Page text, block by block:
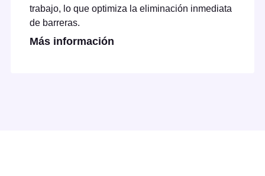
trabajo, lo que optimiza la eliminación inmediata
de barreras.
Más información